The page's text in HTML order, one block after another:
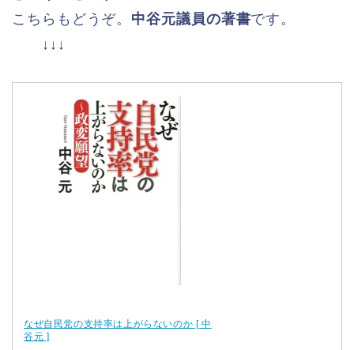
こちらもどうぞ。 中谷元議員の著書です。
↓↓↓
なぜ自民党の支持率は上がらないのか [ 中
谷元 ]